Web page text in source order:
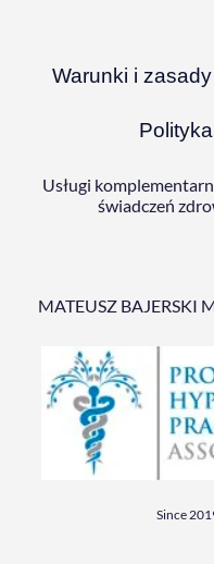
Warunki i
Usługi
świadczeń
MATEUSZ BAJERSKI
Since